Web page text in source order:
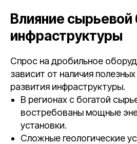
Влияние сырьевой
инфраструктуры
Спрос на дробильное
зависит от наличия
развития инфраструктуры.
В регионах с богатой
востребованы мощные
установки.
Сложные геологические